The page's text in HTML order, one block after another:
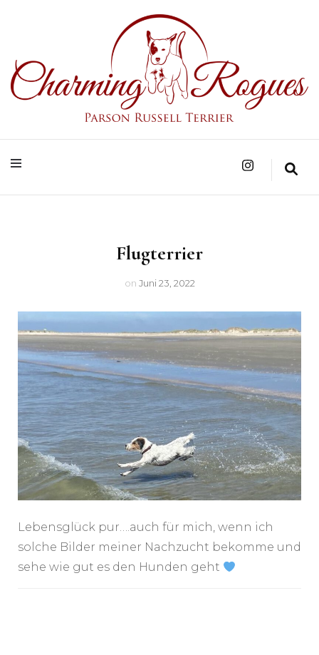
Charming Rogues
Flugterrier
on Juni 23, 2022
Lebensglück pur….auch für mich, wenn ich
solche Bilder meiner Nachzucht bekomme und
sehe wie gut es den Hunden geht